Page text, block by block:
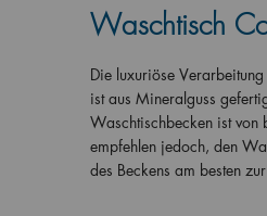
Waschtisch
Die luxuriöse
ist aus Mineralguss
Waschtischbecken ist von
empfehlen jedoch, den
des Beckens am besten